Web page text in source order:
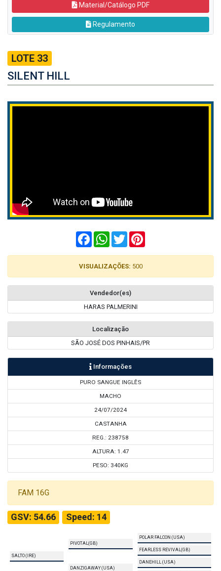
Material/Catálogo PDF
Regulamento
LOTE 33
SILENT HILL
FacebookWhatsApp
Twitter
VISUALIZAÇÕES: 500
Vendedor(es)
HARAS PALMERINI
Localização
SÃO JOSÉ DOS PINHAIS/PR
Informações
PURO SANGUE INGLÊS
MACHO
24/07/2024
CASTANHA
REG.: 238758
ALTURA: 1.47
PESO: 340KG
FAM 16G
GSV: 54.66 Speed: 14
SALTO (IRE)
PIVOTAL(GB)
POLAR FALCON (USA)
FEARLESS REVIVAL(GB)
DANZIGAWAY (USA)
DANEHILL (USA)